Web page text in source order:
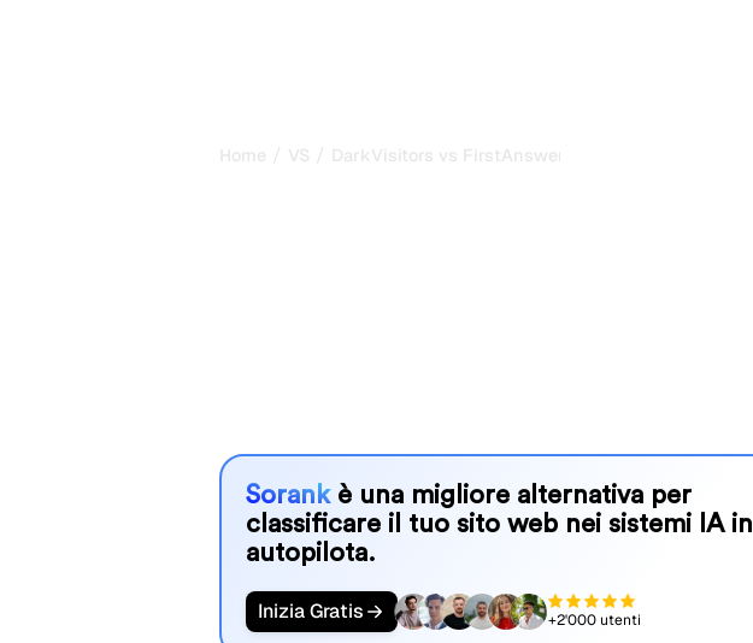
Home / VS / DarkVisitors vs FirstAnswer
Sorank è una migliore alternativa per
classificare il tuo sito web nei sistemi IA in
autopilota.
Inizia Gratis +2'000 utenti